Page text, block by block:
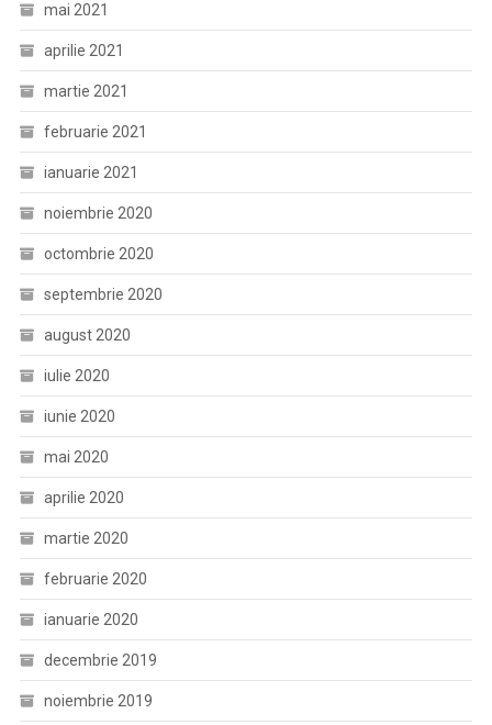
mai 2021
aprilie 2021
martie 2021
februarie 2021
ianuarie 2021
noiembrie 2020
octombrie 2020
septembrie 2020
august 2020
iulie 2020
iunie 2020
mai 2020
aprilie 2020
martie 2020
februarie 2020
ianuarie 2020
decembrie 2019
noiembrie 2019